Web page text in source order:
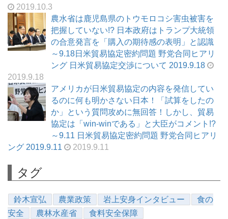
2019.10.3
農水省は鹿児島県のトウモロコシ害虫被害を
把握していない!? 日本政府はトランプ大統領
の合意発言を「購入の期待感の表明」と認識
～9.18日米貿易協定密約問題 野党合同ヒアリ
ング 日米貿易協定交渉について 2019.9.18
2019.9.18
アメリカが日米貿易協定の内容を発信してい
るのに何も明かさない日本！「試算をしたの
か」という質問攻めに無回答！しかし、貿易
協定は「win-winである」と大臣がコメント!?
～9.11 日米貿易協定密約問題 野党合同ヒアリ
ング 2019.9.11
2019.9.11
タグ
鈴木宣弘 農業政策 岩上安身インタビュー
食の
安全
農林水産省 食料安全保障